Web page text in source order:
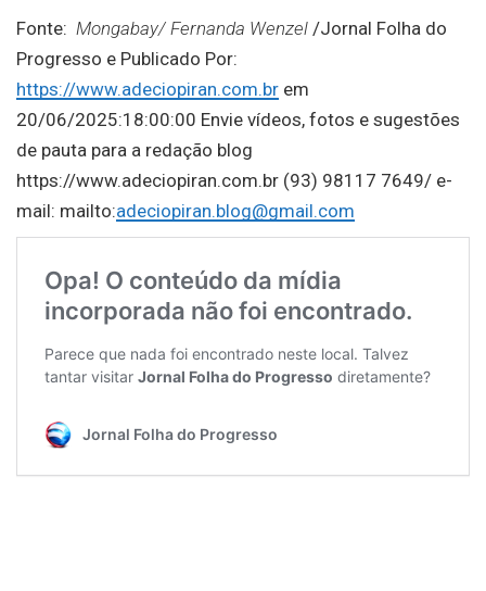
Fonte: Mongabay/ Fernanda Wenzel /Jornal Folha do
Progresso e Publicado Por:
https://www.adeciopiran.com.br em
20/06/2025:18:00:00 Envie vídeos, fotos e sugestões
de pauta para a redação blog
https://www.adeciopiran.com.br (93) 98117 7649/ e-
mail: mailto:adeciopiran.blog@gmail.com